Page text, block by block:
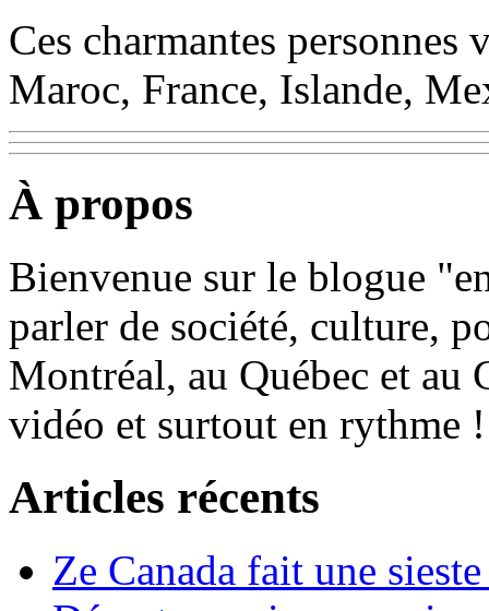
Ces charmantes personnes
Maroc, France, Islande,
À propos
Bienvenue sur le blogue
parler de société, culture,
Montréal, au Québec et au
vidéo et surtout en rythme !
Articles récents
Ze Canada fait une